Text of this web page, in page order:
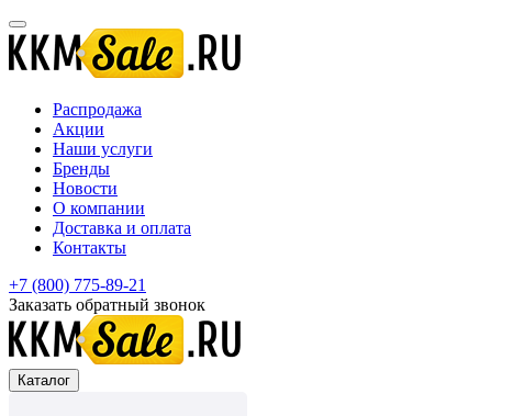
Распродажа
Акции
Наши услуги
Бренды
Новости
О компании
Доставка и оплата
Контакты
+7 (800) 775-89-21
Заказать обратный звонок
Каталог